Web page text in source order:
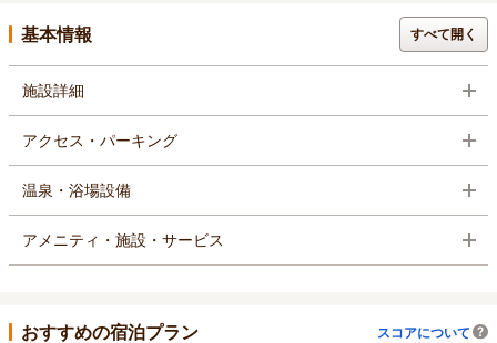
基本情報 すべて開く
施設詳細
アクセス・パーキング
温泉・浴場設備
アメニティ・施設・サービス
おすすめの宿泊プラン スコアについて